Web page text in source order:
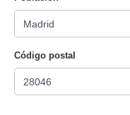
Código postal